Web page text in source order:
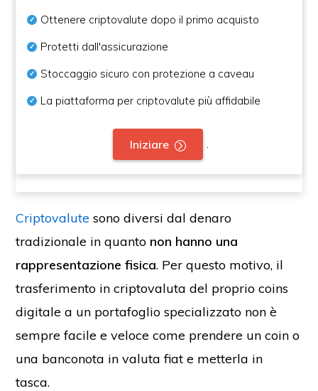
Ottenere criptovalute dopo il primo acquisto
Protetti dall'assicurazione
Stoccaggio sicuro con protezione a caveau
La piattaforma per criptovalute più affidabile
Iniziare
Criptovalute sono diversi dal denaro
tradizionale in quanto non hanno una
rappresentazione fisica. Per questo motivo, il
trasferimento in criptovaluta del proprio coins
digitale a un portafoglio specializzato non è
sempre facile e veloce come prendere un coin o
una banconota in valuta fiat e metterla in
tasca.